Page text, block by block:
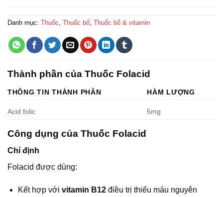
Danh mục: Thuốc Thuốc bổ Thuốc bổ & vitamin
Thành phần của Thuốc Folacid
THÔNG TIN THÀNH PHẦN HÀM LƯỢNG
Acid folic 5mg
Công dụng của Thuốc Folacid
Chỉ định
Folacid được dùng:
Kết hợp với vitamin B12 điều trị thiếu máu nguyên